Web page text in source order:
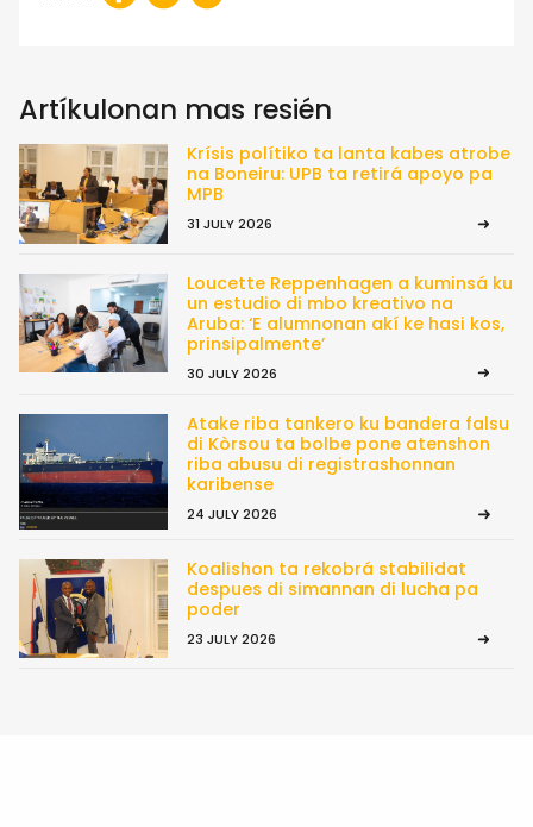
Artíkulonan mas resién
Krísis polítiko ta lanta kabes atrobe
na Boneiru: UPB ta retirá apoyo pa
MPB
31 JULY 2026
Loucette Reppenhagen a kuminsá ku
un estudio di mbo kreativo na
Aruba: ‘E alumnonan akí ke hasi kos,
prinsipalmente’
30 JULY 2026
Atake riba tankero ku bandera falsu
di Kòrsou ta bolbe pone atenshon
riba abusu di registrashonnan
karibense
24 JULY 2026
Koalishon ta rekobrá stabilidat
despues di simannan di lucha pa
poder
23 JULY 2026